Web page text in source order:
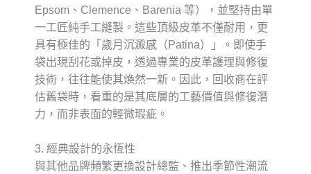
Epsom、Clemence、Barenia 等），並堅持由單
一工匠純手工縫製。這些頂級皮革不僅耐用，更
具有極佳的「歲月沉澱感（Patina）」。即使手
袋出現刮花或掉皮，透過專業的皮革護理與修復
技術，往往能使其煥然一新。因此，回收商在評
估舊袋時，看重的是其底層的工藝價值與修復潛
力 ，而非表面的輕微瑕疵。
3. 經典設計的永恆性
與其他品牌頻繁更換設計總監、推出季節性潮流